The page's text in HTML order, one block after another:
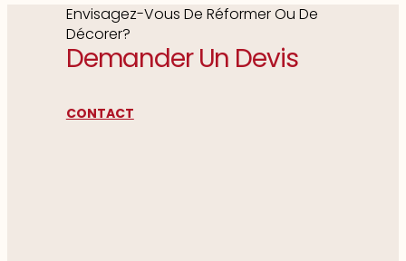
Envisagez-Vous De Réformer Ou De
Décorer?
Demander Un Devis
CONTACT